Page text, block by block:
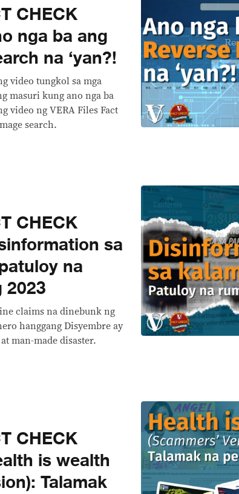
CHECK
nga ba ang
na ‘yan?!
video tungkol sa mga
masuri kung ano nga ba
video ng VERA Files Fact
search.
CHECK
sa
na
claims na dinebunk ng
hanggang Disyembre ay
man-made disaster.
CHECK
is wealth
Talamak